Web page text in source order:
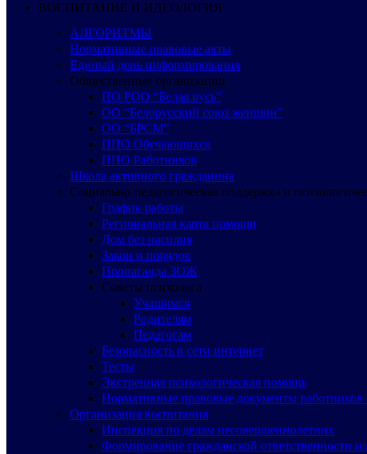
ВОСПИТАНИЕ И ИДЕОЛОГИЯ
АЛГОРИТМЫ
Нормативные правовые акты
Единый день информирования
Общественные организации
ПО РОО “Белая русь”
ОО “Белорусский союз женщин”
ОО “БРСМ”
ППО Обучающихся
ППО Работников
Школа активного гражданина
Социально-педагогическая поддержка и
График работы
Региональная карта помощи
Дом без насилия
Закон и порядок
Пропаганда ЗОЖ
Советы психолога
Учащимся
Родителям
Педагогам
Безопасность в сети интернет
Тесты
Экстренная психологическая помощь
Нормативные правовые документы
Организация воспитания
Инспекция по делам несовершеннолетних
Формирование гражданской ответственности и